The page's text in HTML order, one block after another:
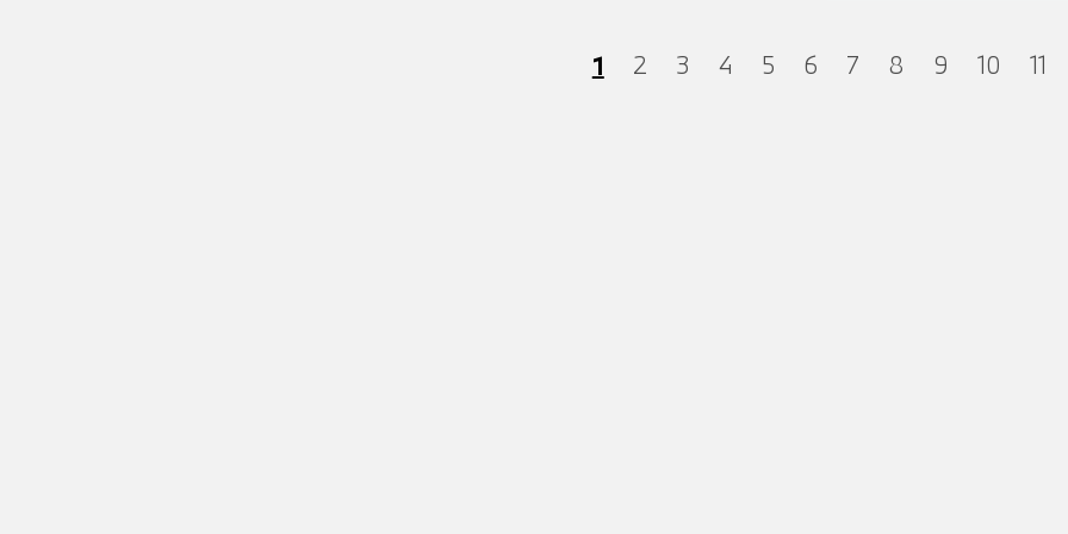
1 2 3 4 5 6 7 8 9 10 11